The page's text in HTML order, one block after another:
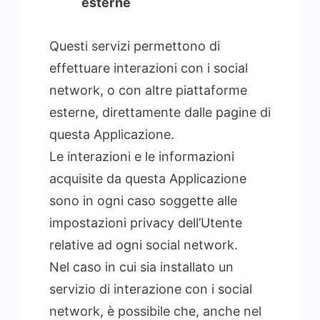
Questi servizi permettono di
effettuare interazioni con i social
network, o con altre piattaforme
esterne, direttamente dalle pagine di
questa Applicazione.
Le interazioni e le informazioni
acquisite da questa Applicazione
sono in ogni caso soggette alle
impostazioni privacy dell’Utente
relative ad ogni social network.
Nel caso in cui sia installato un
servizio di interazione con i social
network, è possibile che, anche nel